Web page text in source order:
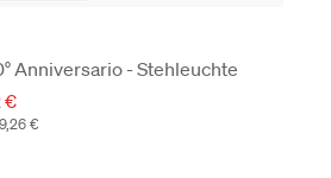
Anniversario - Stehleuchte
€
€